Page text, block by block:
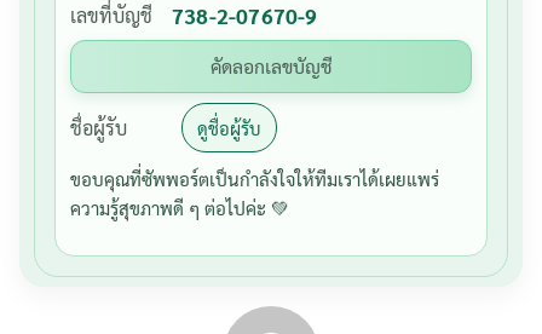
เลขที่บัญชี
738-2-07670-9
คัดลอกเลขบัญชี
ชื่อผู้รับ ดูชื่อผู้รับ
ขอบคุณที่ซัพพอร์ตเป็นกำลังใจให้ทีมเราได้เผยแพร่
ความรู้สุขภาพดี ๆ ต่อไปค่ะ 💚